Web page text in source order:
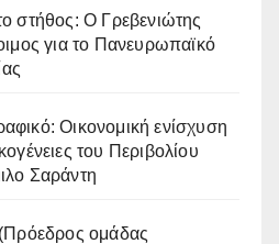
στήθος: Ο Γρεβενιώτης
για το Πανευρωπαϊκό
Οικονομική ενίσχυση
του Περιβολίου
Σαράντη
ομάδας